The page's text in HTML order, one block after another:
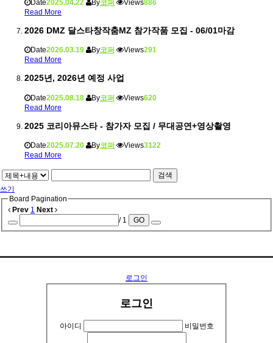
Date2025.04.22 By코퍼 Views886
Read More
2026 DMZ 달스타창작춤MZ 참가작품 모집 - 06/01마감
Date2026.03.19 By코퍼 Views291
Read More
2025년, 2026년 예정 사업
Date2025.08.18 By코퍼 Views620
Read More
2025 코리아뮤스타 - 참가자 모집 / 무대공연+영상촬영
Date2025.07.20 By코퍼 Views3122
Read More
검색
쓰기
Board Pagination
Prev 1 Next
/ 1
GO
로그인
로그인
아이디 비밀번호